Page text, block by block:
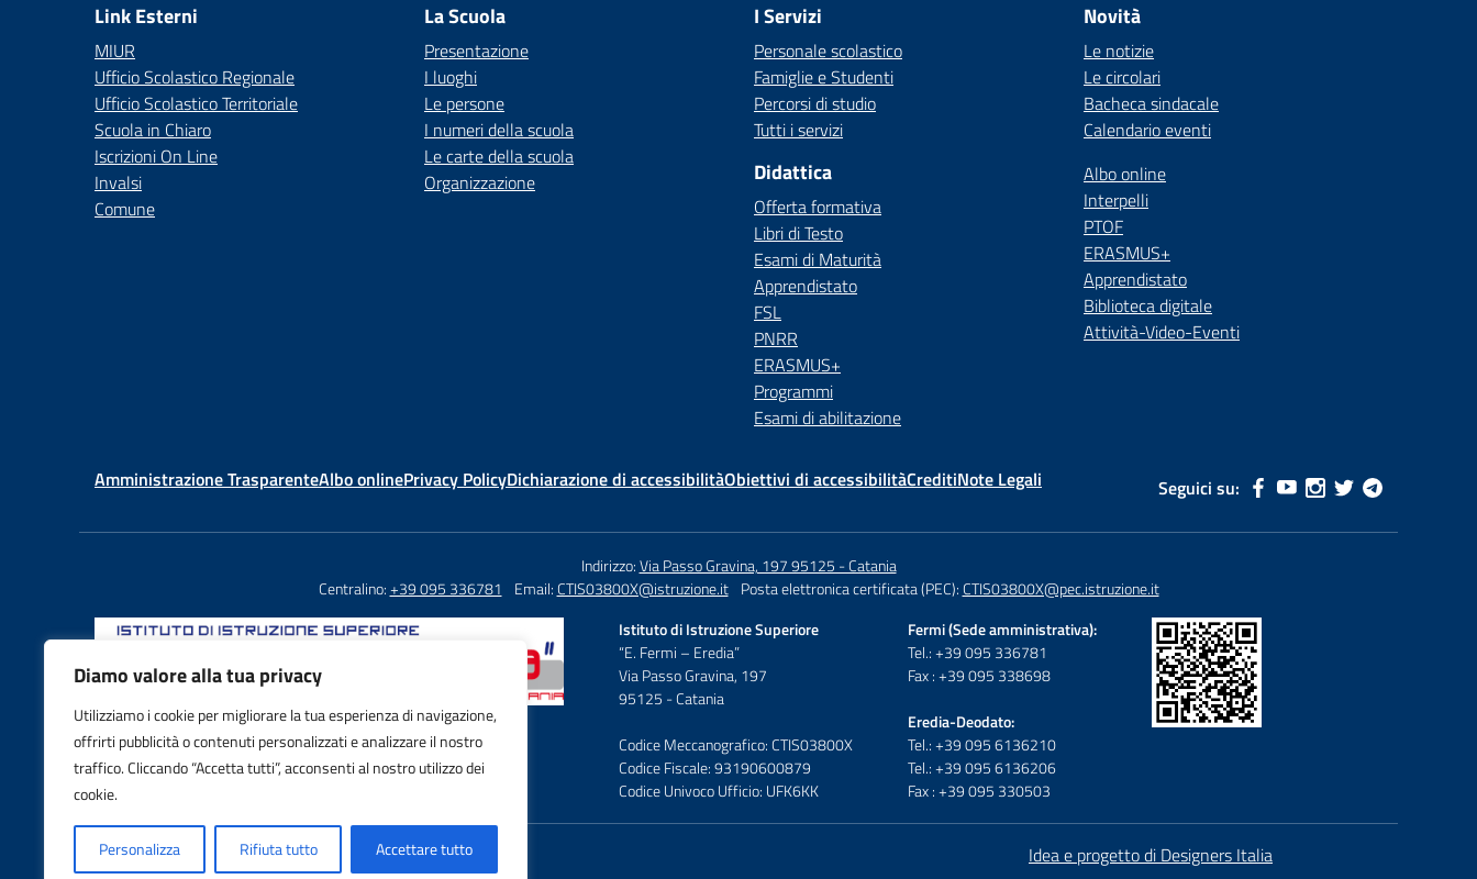
Diamo valore alla tua privacy
Utilizziamo i cookie per migliorare la tua esperienza di navigazione,
offrirti pubblicità o contenuti personalizzati e analizzare il nostro
traffico. Cliccando “Accetta tutti”, acconsenti al nostro utilizzo dei
cookie.
Personalizza Rifiuta tutto Accettare tutto
Link Esterni
MIUR
Ufficio Scolastico Regionale
Ufficio Scolastico Territoriale
Scuola in Chiaro
Iscrizioni On Line
Invalsi
Comune
La Scuola
Presentazione
I luoghi
Le persone
I numeri della scuola
Le carte della scuola
Organizzazione
I Servizi
Personale scolastico
Famiglie e Studenti
Percorsi di studio
Tutti i servizi
Didattica
Offerta formativa
Libri di Testo
Esami di Maturità
Apprendistato
FSL
PNRR
ERASMUS+
Programmi
Esami di abilitazione
Novità
Le notizie
Le circolari
Bacheca sindacale
Calendario eventi
Albo online
Interpelli
PTOF
ERASMUS+
Apprendistato
Biblioteca digitale
Attività-Video-Eventi
Amministrazione TrasparenteAlbo onlinePrivacy PolicyDichiarazione di accessibilitàObiettivi di accessibilitàCreditiNote Legali Seguici su:
Indirizzo:Via Passo Gravina, 197 95125 - Catania
Centralino:+39 095 336781 Email:CTIS03800X@istruzione.it Posta elettronica certificata (PEC):CTIS03800X@pec.istruzione.it
Email: CTIS03800X@istruzione.it
PEC: CTIS03800X@pec.istruzione.it
IBAN: IT88S0103016995000001605992
Istituto di Istruzione Superiore
“E. Fermi – Eredia”
Via Passo Gravina, 197
95125 - Catania
Codice Meccanografico: CTIS03800X
Codice Fiscale: 93190600879
Codice Univoco Ufficio: UFK6KK
Fermi (Sede amministrativa):
Tel.: +39 095 336781
Fax : +39 095 338698
Eredia-Deodato:
Tel.: +39 095 6136210
Tel.: +39 095 6136206
Fax : +39 095 330503
Idea e progetto di Designers Italia